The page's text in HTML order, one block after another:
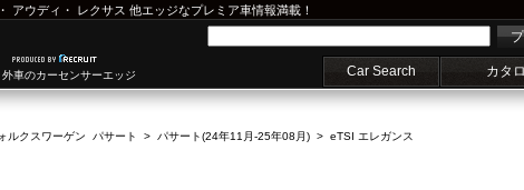
アウディ ・ レクサス 他エッジなプレミア車情報満載！
車のカーセンサーエッジ Car Search カタ
ルクスワーゲン パサート > パサート(24年11月-25年08月) > eTSI エレガンス